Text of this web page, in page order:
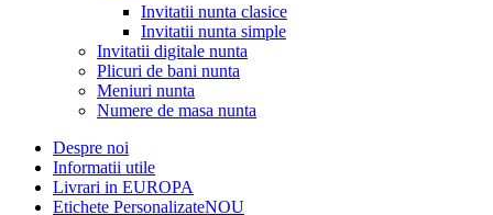
Invitatii nunta clasice
Invitatii nunta simple
Invitatii digitale nunta
Plicuri de bani nunta
Meniuri nunta
Numere de masa nunta
Despre noi
Informatii utile
Livrari in EUROPA
Etichete PersonalizateNOU